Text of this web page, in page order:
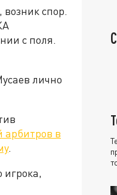
спор.
с поля.
лично
арбитров в
.